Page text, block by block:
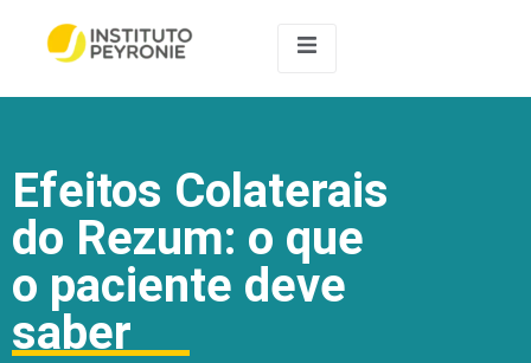
Efeitos Colaterais
do Rezum: o que
o paciente deve
saber